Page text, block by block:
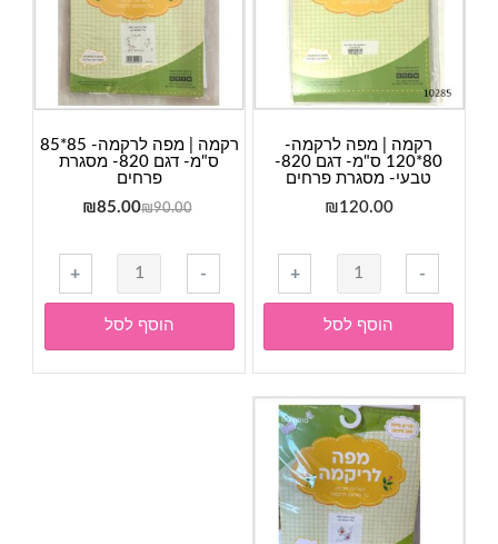
907
רקמה | מפה לרקמה-
80*120 ס"מ- דגם 820-
טבעי- מסגרת פרחים
₪120.00
-
כמות
של
רקמה
|
מפה
לרקמה-
80*120
ס"מ-
דגם
820-
טבעי-
+
הוסף לסל
רקמה | מפה לרקמה- 85*85
ס"מ- דגם 820- מסגרת
פרחים
₪90.00
המחיר
היה:
₪90.00.
₪85.00
הוא:
₪85.00.
-
כמות
של
רקמה
|
מפה
+
הוסף לסל